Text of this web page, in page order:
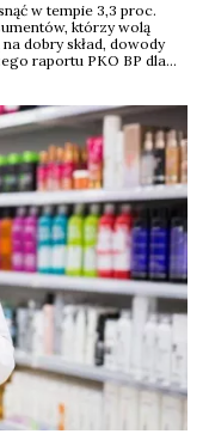
w tempie 3,3 proc.
którzy wolą
dobry skład, dowody
raportu PKO BP dla